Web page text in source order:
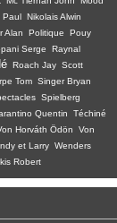
Paul Nikolais Alwin
Alan Politique
Pouy
Serge
Raynal
Roach Jay Scott
Tom Singer Bryan
Spielberg
Quentin
Téchiné
Horváth Ödön
Von
et Larry Wenders
Robert